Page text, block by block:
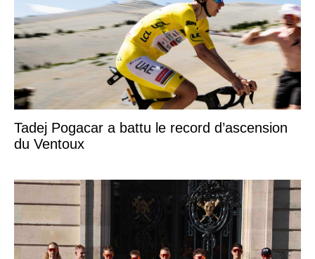
Tadej Pogacar a battu le record d’ascension
du Ventoux